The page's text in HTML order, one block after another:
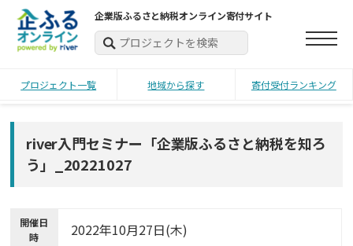
企業版ふるさと納税オンライン寄付サイト
プロジェクト一覧 地域から探す 寄付受付ランキング
river入門セミナー「企業版ふるさと納税を知ろ
う」_20221027
開催日
時
2022年10月27日(木)